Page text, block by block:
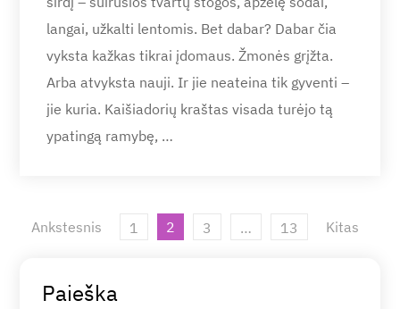
langai, užkalti lentomis. Bet dabar? Dabar čia
vyksta kažkas tikrai įdomaus. Žmonės grįžta.
Arba atvyksta nauji. Ir jie neateina tik gyventi –
jie kuria. Kaišiadorių kraštas visada turėjo tą
ypatingą ramybę, …
Įrašų
Ankstesnis 1 2 3 … 13 Kitas
Paieška